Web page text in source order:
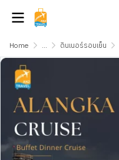
Home ... ดินเนอร์รอบเย็น